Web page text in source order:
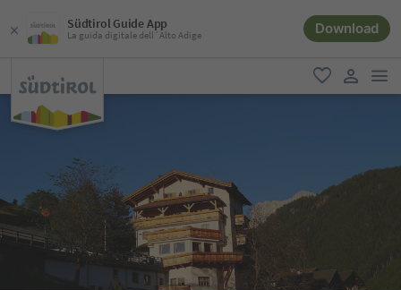
Südtirol Guide App
La guida digitale dell´Alto Adige Download
favoriti
user link